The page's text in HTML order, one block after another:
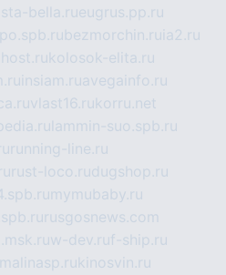
bella.rueugrus.pp.ru
bezmorchin.ru ia2.ru
kolosok-elita.ru
insiam.ruavegainfo.ru
vlast16.rukorru.net
lammin-suo.spb.ru
running-line.ru
rust-loco.rudugshop.ru
mymubaby.ru
rusgosnews.com
w-dev.ruf-ship.ru
malinasp.rukinosvin.ru